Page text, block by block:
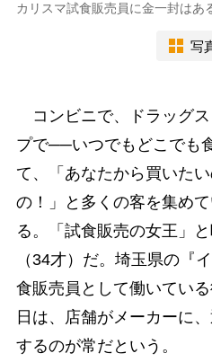
カリスマ試食販売員に金一封はあ
写
コンビニで、ドラッグ
プで──いつでもどこでも
て、「あなたから買いた
の！」と多くの客を集め
る。「試食販売の女王」
（34才）だ。埼玉県の『
食販売員として働いてい
日は、店舗がメーカーに
するのが常だという。